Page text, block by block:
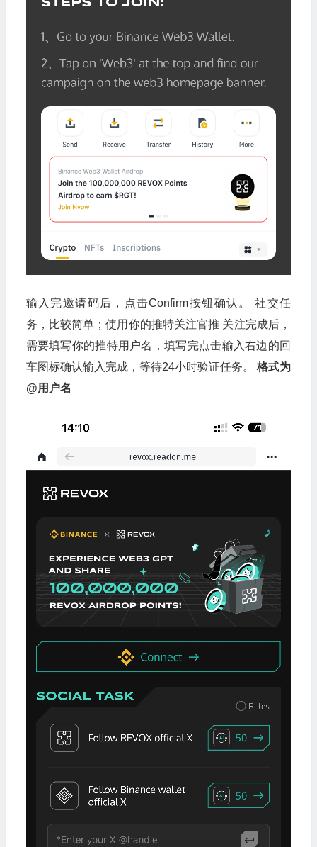
输入完邀请码后，点击Confirm按钮确认。 社交任
务，比较简单；使用你的推特关注官推 关注完成后，
需要填写你的推特用户名，填写完点击输入右边的回
车图标确认输入完成，等待24小时验证任务。 格式为
@用户名